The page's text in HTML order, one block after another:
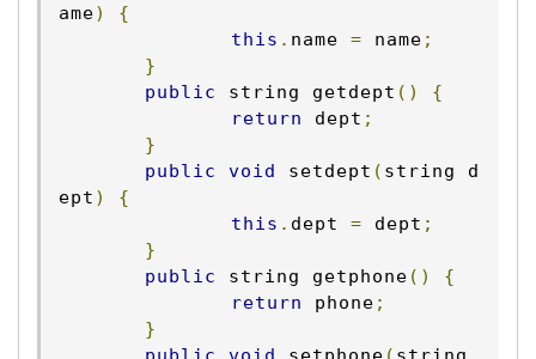
ame)
{
this . name = name ;
}
public
string getdept ()
{
return
dept ;
}
public
void setdept ( string d
ept )
{
this . dept = dept ;
}
public
string getphone ()
{
return
phone ;
}